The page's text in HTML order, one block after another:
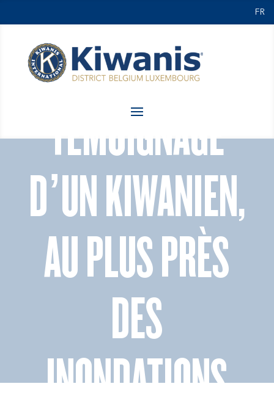
FR
TÉMOIGNAGE
D’UN KIWANIEN,
AU PLUS PRÈS
DES
INONDATIONS